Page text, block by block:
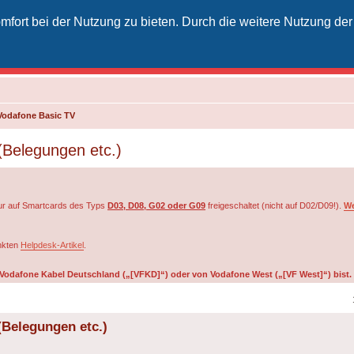
bei der Nutzung zu bieten. Durch die weitere Nutzung
Basic TV
etc.)
auf Smartcards des Typs D03, D08, G02 oder G09 freigeschaltet (nicht auf D02/D09!).
Helpdesk-Artikel
Kabel Deutschland („[VFKD]“) oder von Vodafone West („[VF West]“) bist.
etc.)